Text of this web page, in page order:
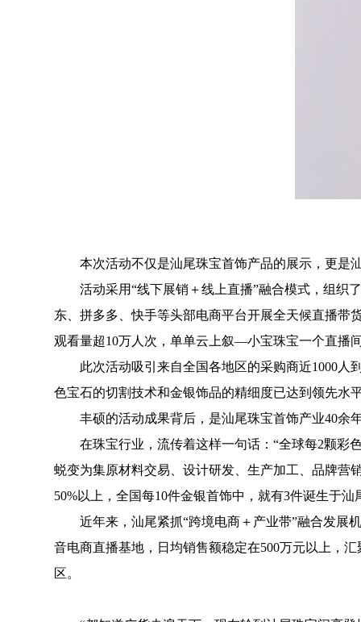
本次活动不仅是汕尾珠宝首饰产品的展示，更是
活动采用“线下展销＋线上直播”融合模式，组织了
东、拼多多、快手等头部电商平台开展全天候直播带
观看量超10万人次，单单云上叙—小宝珠宝一个直播
此次活动吸引来自全国各地区的采购商近1000人
色宝石的切割技术和金银饰品的精细度已达到领先水
丰硕的活动成果背后，是汕尾珠宝首饰产业40余
在珠宝行业，流传着这样一句话：“全球每2颗彩色
蜕变为集原材料交易、设计研发、生产加工、品牌营
50%以上，全国每10件金银首饰中，就有3件诞生于汕
近年来，汕尾紧抓“跨境电商＋产业带”融合发展机
音电商直播基地，日均销售额稳定在500万元以上，
区。